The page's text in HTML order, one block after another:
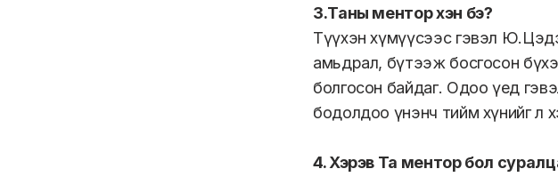
3.Таны ментор хэн бэ?
Түүхэн хүмүүсээс гэвэл
амьдрал, бүтээж босгосон
болгосон байдаг. Одоо үед
бодолдоо үнэнч тийм хүнийг л
4. Хэрэв Та ментор бол